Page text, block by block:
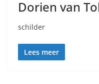
Dorien van
schilder
Lees meer